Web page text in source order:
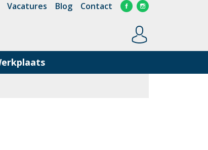
Vacatures Blog Contact